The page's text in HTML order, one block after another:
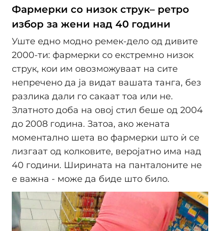
Фармерки со низок струк– ретро
избор за жени над 40 години
Уште едно модно ремек-дело од дивите
2000-ти: фармерки со екстремно низок
струк, кои им овозможуваат на сите
непречено да ја видат вашата танга, без
разлика дали го сакаат тоа или не.
Златното доба на овој стил беше од 2004
до 2008 година. Затоа, ако жената
моментално шета во фармерки што ѝ се
лизгаат од колковите, веројатно има над
40 години. Ширината на панталоните не
е важна - може да биде што било.